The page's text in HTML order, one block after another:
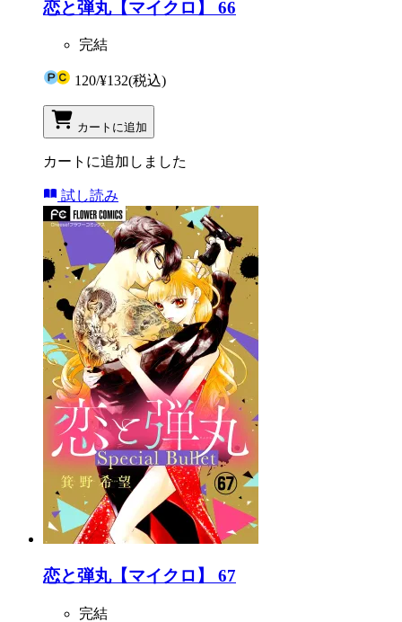
恋と弾丸【マイクロ】 66
完結
120/¥132(税込)
カートに追加
カートに追加しました
試し読み
恋と弾丸【マイクロ】 67
完結